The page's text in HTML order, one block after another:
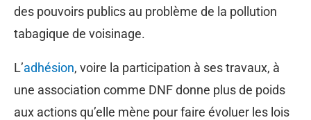
des pouvoirs publics au problème de la pollution
tabagique de voisinage.
L’adhésion, voire la participation à ses travaux, à
une association comme DNF donne plus de poids
aux actions qu’elle mène pour faire évoluer les lois